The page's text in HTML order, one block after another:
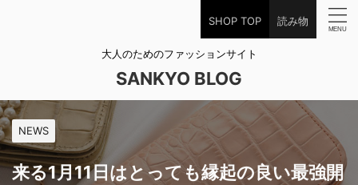
SHOP TOP 読み物
大人のためのファッションサイト
SANKYO BLOG
NEWS
来る1月11日はとっても縁起の良い最強開